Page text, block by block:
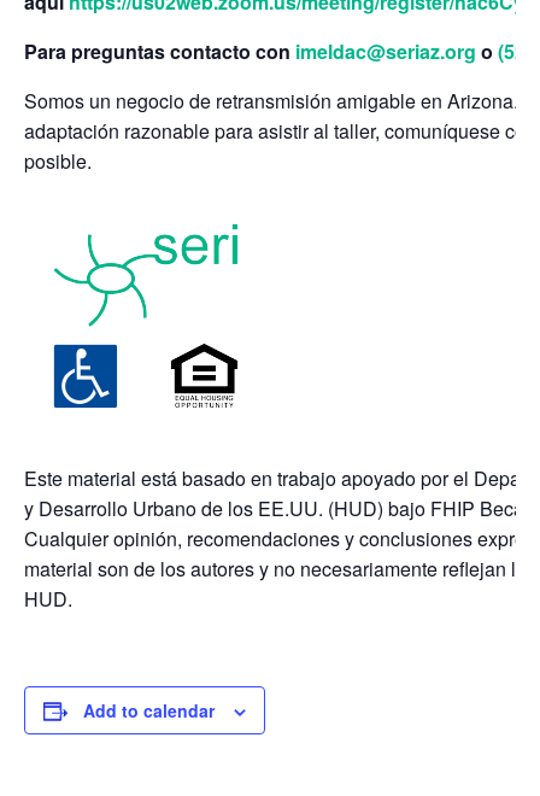
Para preguntas contacto con imeldac@seriaz.org o
Somos un negocio de retransmisión amigable en Arizona.
adaptación razonable para asistir al taller, comuníquese
posible.
Este material está basado en trabajo apoyado por el
y Desarrollo Urbano de los EE.UU. (HUD) bajo FHIP Beca
Cualquier opinión, recomendaciones y conclusiones
material son de los autores y no necesariamente reflejan
HUD.
Add to calendar